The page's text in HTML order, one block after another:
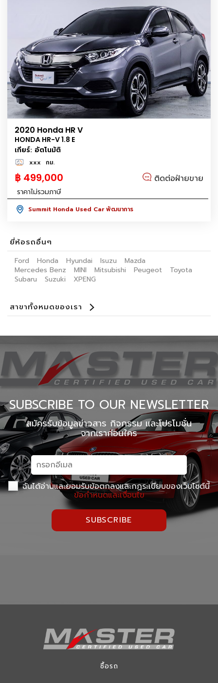
2020 Honda HR V
HONDA HR-V 1.8 E
เกียร์: อัตโนมัติ
xxx กม.
฿ 499,000 ติดต่อฝ่ายขาย
ราคาไม่รวมภาษี
Summit Honda Used Car พัฒนาการ
ยี่ห้อรถอื่นๆ
Ford Honda Hyundai Isuzu
Mazda
Mercedes Benz
MINI Mitsubishi Peugeot
Toyota
Subaru
Suzuki XPENG
สาขาทั้งหมดของเรา
Master Certified Used Car ราชพฤษ์
Master Certified Used Car อุบลราชธานี
Master Certified Used Car ภูเก็ต
Master Certified Used Car หาดใหญ่
Summit Honda Used Car พัฒนาการ
Summit Honda Used Car บางนา กม. 4.5
MINI NEXT USED CAR เอกมัย
X PENG USED CAR
SUBSCRIBE TO OUR NEWSLETTER
สมัครรับข้อมูลข่าวสาร กิจกรรม และโปรโมชั่น
จากเราก่อนใคร
ฉันได้อ่านและยอมรับข้อตกลงและกฏระเบียบของเว็บไซต์นี้
ข้อกำหนดและเงื่อนไข
SUBSCRIBE
ซื้อรถ